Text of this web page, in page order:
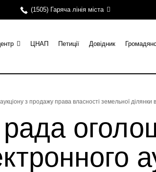
(1505) Гаряча лінія міста
ЦНАП Петиції Довідник
з продажу права власності земельної